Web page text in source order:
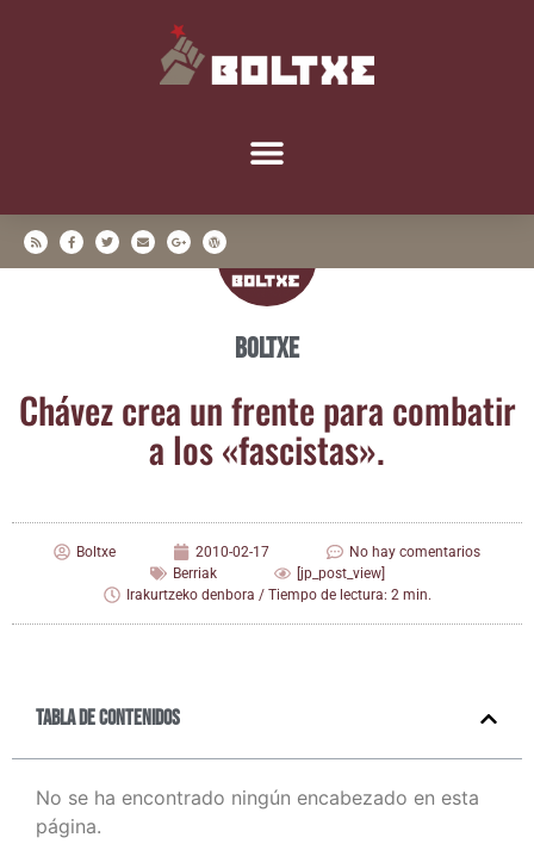
Boltxe
Chá­vez crea un fren­te para com­ba­tir
a los «fas­cis­tas».
Boltxe 2010-02-17
No hay comentarios
Berriak
[jp_post_view]
Irakurtzeko denbora / Tiempo de lectura: 2 min.
Tabla de contenidos
No se ha encontrado ningún encabezado en esta
página.